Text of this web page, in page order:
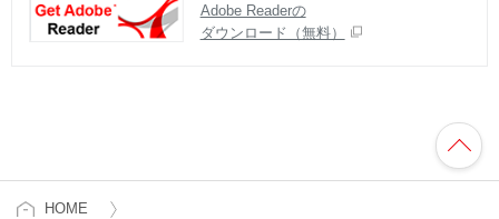
Adobe Readerの
ダウンロード（無料）
HOME